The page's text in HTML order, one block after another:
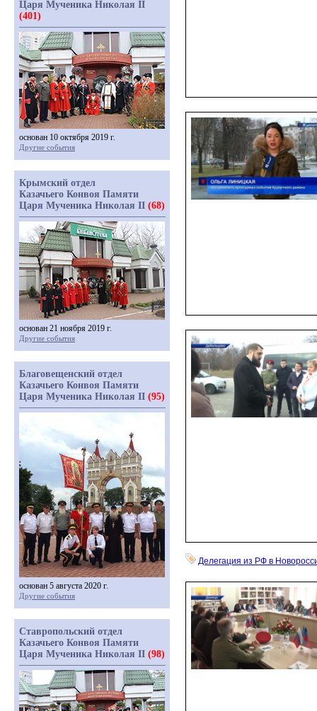
Делегация из РФ в
Царя Мученика Николая II
(401)
основан 10 октября 2019 г.
Другие события
Крымский отдел
Казачьего Конвоя Памяти
Царя Мученика Николая II (68)
основан 21 ноября 2019 г.
Другие события
Благовещенский отдел
Казачьего Конвоя Памяти
Царя Мученика Николая II (95)
основан 5 августа 2020 г.
Другие события
Ставропольский отдел
Казачьего Конвоя Памяти
Царя Мученика Николая II (98)